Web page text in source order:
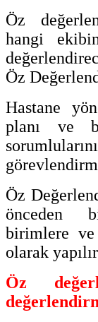
Öz
hangi
Öz
Hastane
planı ve
Öz
önceden
birimlere ve
olarak
Öz